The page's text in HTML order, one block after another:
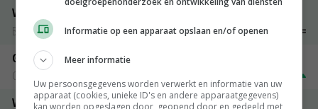
Vleeskuikens 2001-2600 gr
Barneveld
€ 1,09~ € 1,11
Gerst
Groningen
Volle melkpoeder
Informatie op een apparaat opslaan en/of openen
Meer informatie
Uw persoonsgegevens worden verwerkt en informatie van uw
apparaat (cookies, unieke ID's en andere apparaatgegevens)
kan worden opgeslagen door, geopend door en gedeeld met